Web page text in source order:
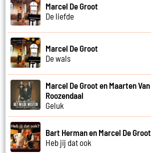
Marcel De Groot
De liefde
Marcel De Groot
De wals
Marcel De Groot en Maarten Van
Roozendaal
Geluk
Bart Herman en Marcel De Groot
Heb jij dat ook